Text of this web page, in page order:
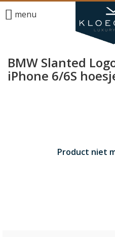
menu
BMW Slanted
iPhone 6/6S
Product niet